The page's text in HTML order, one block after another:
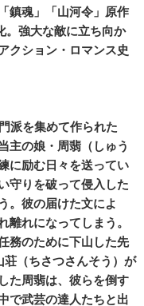
鎮魂」「山河令」原作
。強大な敵に立ち向か
クション・ロマンス史
派を集めて作られた
主の娘・周翡（しゅう
に励む日々を送ってい
守りを破って侵入した
。彼の届けた文によ
離れになってしまう。
務のために下山した先
（ちさつさんそう）が
た周翡は、彼らを倒す
で武芸の達人たちと出